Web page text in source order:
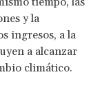
y la
ingresos, a la
a alcanzar
climático.